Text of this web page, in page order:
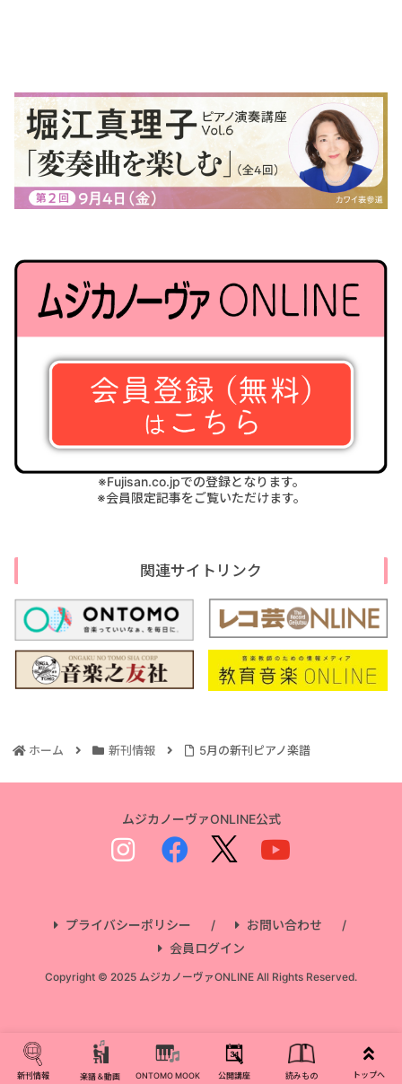
※Fujisan.co.jpでの登録となります。
※会員限定記事をご覧いただけます。
関連サイトリンク
ホーム 新刊情報 5月の新刊ピアノ楽譜
ムジカノーヴァONLINE公式
プライバシーポリシー
お問い合わせ
会員ログイン
Copyright © 2025 ムジカノーヴァONLINE All Rights Reserved.
新刊情報 楽譜＆動画 ONTOMO MOOK 公開講座 読みもの トップへ